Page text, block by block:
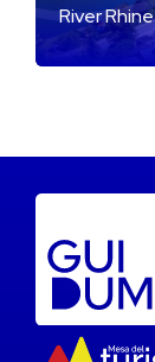
River Rhine